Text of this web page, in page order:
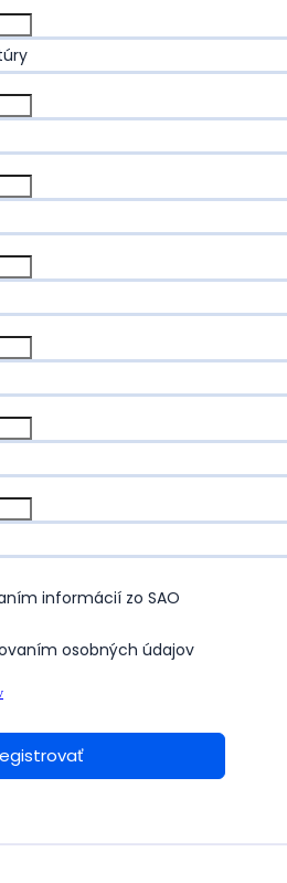
informácií zo SAO
osobných údajov